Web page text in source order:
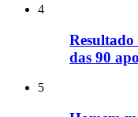
4
das 90
5